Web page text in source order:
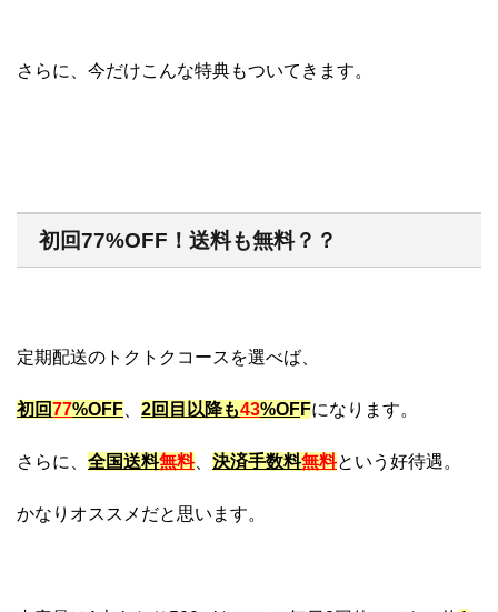
さらに、今だけこんな特典もついてきます。
初回77%OFF！送料も無料？？
定期配送のトクトクコースを選べば、
初回77%OFF 2回目以降も43%OFFになります。
さらに、 全国送料無料、 決済手数料無料という好待遇。
かなりオススメだと思います。